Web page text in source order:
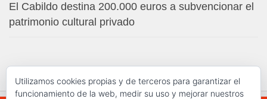
El Cabildo destina 200.000 euros a subvencionar el
patrimonio cultural privado
Utilizamos cookies propias y de terceros para garantizar el
funcionamiento de la web, medir su uso y mejorar nuestros